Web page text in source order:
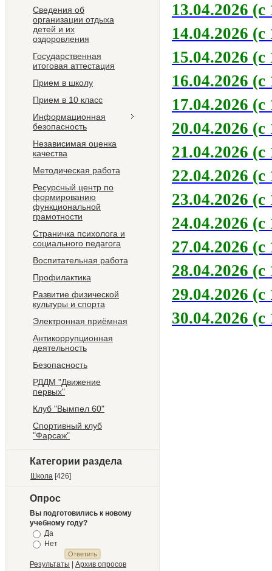
Сведения об
организации отдыха
детей и их
оздоровления
Государственная
итоговая аттестация
Прием в школу
Прием в 10 класс
Информационная
безопасность
Независимая оценка
качества
Методическая работа
Ресурсный центр по
формированию
функциональной
грамотности
Страничка психолога и
социального педагога
Воспитательная работа
Профилактика
Развитие физической
культуры и спорта
Электронная приёмная
Антикоррупционная
деятельность
Безопасность
РДДМ "Движение
первых"
Клуб "Вымпел 60"
Спортивный клуб
"Фарсаж"
Категории раздела
Школа [426]
Опрос
Вы подготовились к новому
учебному году?
Да
Нет
Результаты | Архив опросов
13.04.2026 (с
14.04.2026 (с
15.04.2026 (с
16.04.2026 (с
17.04.2026 (с
20.04.2026 (с
21.04.2026 (с
22.04.2026 (с
23.04.2026 (с
24.04.2026 (с
27.04.2026 (с
28.04.2026 (с
29.04.2026 (с
30.04.2026 (с